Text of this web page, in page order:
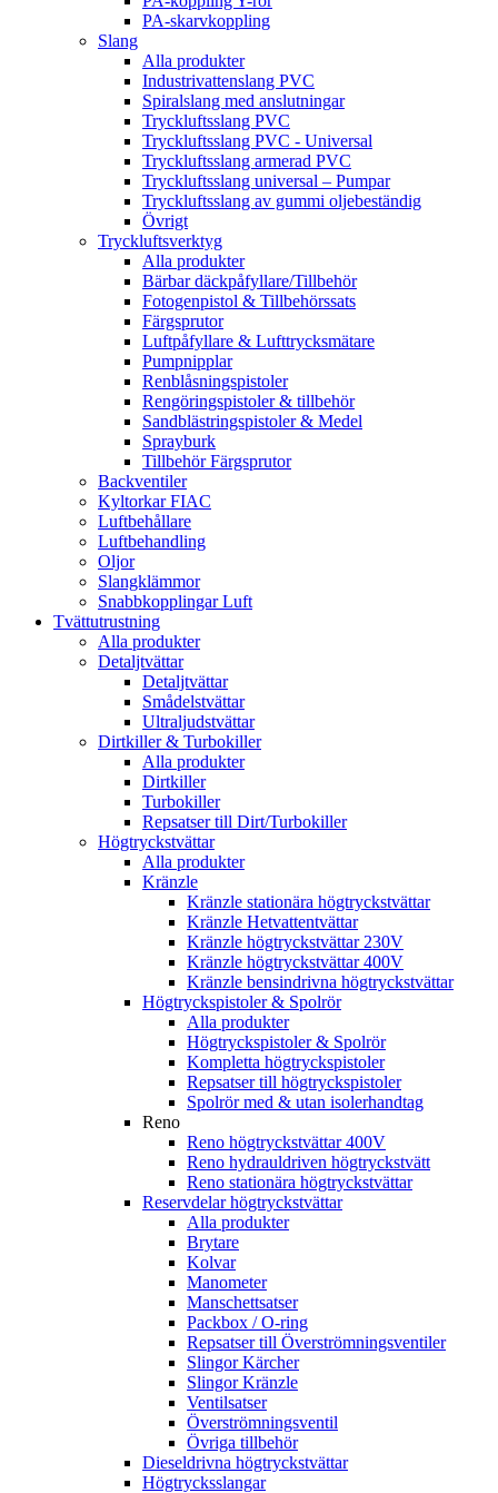
PA-skarvkoppling
Slang
Alla produkter
Industrivattenslang PVC
Spiralslang med anslutningar
Tryckluftsslang PVC
Tryckluftsslang PVC - Universal
Tryckluftsslang armerad PVC
Tryckluftsslang universal – Pumpar
Tryckluftsslang av gummi oljebeständig
Övrigt
Tryckluftsverktyg
Alla produkter
Bärbar däckpåfyllare/Tillbehör
Fotogenpistol & Tillbehörssats
Färgsprutor
Luftpåfyllare & Lufttrycksmätare
Pumpnipplar
Renblåsningspistoler
Rengöringspistoler & tillbehör
Sandblästringspistoler & Medel
Sprayburk
Tillbehör Färgsprutor
Backventiler
Kyltorkar FIAC
Luftbehållare
Luftbehandling
Oljor
Slangklämmor
Snabbkopplingar Luft
Tvättutrustning
Alla produkter
Detaljtvättar
Detaljtvättar
Smådelstvättar
Ultraljudstvättar
Dirtkiller & Turbokiller
Alla produkter
Dirtkiller
Turbokiller
Repsatser till Dirt/Turbokiller
Högtryckstvättar
Alla produkter
Kränzle
Kränzle stationära högtryckstvättar
Kränzle Hetvattentvättar
Kränzle högtryckstvättar 230V
Kränzle högtryckstvättar 400V
Kränzle bensindrivna högtryckstvättar
Högtryckspistoler & Spolrör
Alla produkter
Högtryckspistoler & Spolrör
Kompletta högtryckspistoler
Repsatser till högtryckspistoler
Spolrör med & utan isolerhandtag
Reno
Reno högtryckstvättar 400V
Reno hydrauldriven högtryckstvätt
Reno stationära högtryckstvättar
Reservdelar högtryckstvättar
Alla produkter
Brytare
Kolvar
Manometer
Manschettsatser
Packbox / O-ring
Repsatser till Överströmningsventiler
Slingor Kärcher
Slingor Kränzle
Ventilsatser
Överströmningsventil
Övriga tillbehör
Dieseldrivna högtryckstvättar
Högtrycksslangar